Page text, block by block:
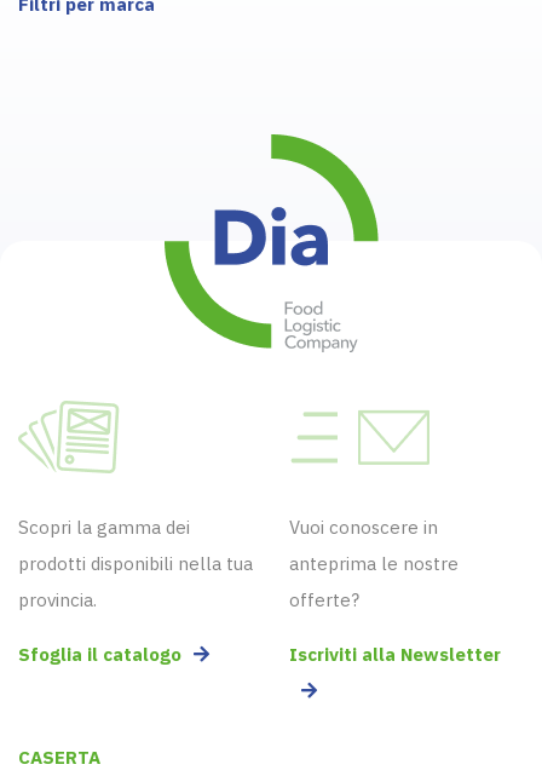
Scopri la gamma dei
prodotti disponibili nella tua
provincia.
Sfoglia il catalogo
Vuoi conoscere in
anteprima le nostre
offerte?
Iscriviti alla Newsletter
CASERTA